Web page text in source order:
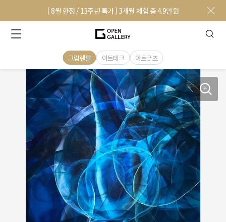
[ 8월 한정 / 13주년 특가 ] 3개월 체험 총 4.9만원
그림렌탈 아트테크 아트굿즈